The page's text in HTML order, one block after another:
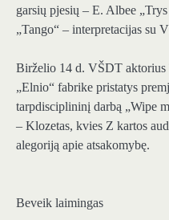
garsių pjesių – E. Albee
„Tango“ – interpretacijas su
Birželio 14 d. VŠDT aktorius
„Elnio“ fabrike pristatys
tarpdisciplininį darbą „Wipe
– Klozetas, kvies Z kartos
alegoriją apie atsakomybę.
Beveik laimingas